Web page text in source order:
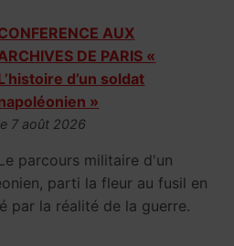
AUX
DE PARIS «
d’un soldat
»
7 août 2026
parcours militaire d'un
parti la fleur au fusil en
par la réalité de la guerre.